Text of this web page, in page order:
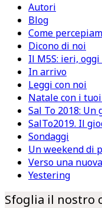
Autori
Blog
Come
Dicono di noi
Il M5S: ieri,
In arrivo
Leggi con noi
Natale con i
Sal To 2018:
SalTo2019. Il
Sondaggi
Un weekend di
Verso una
Yestering
Sfoglia il nostro